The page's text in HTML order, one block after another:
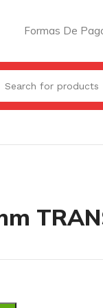
Formas De